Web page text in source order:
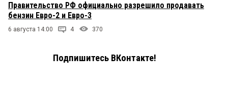
Правительство РФ официально разрешило продавать
бензин Евро-2 и Евро-3
6 августа 14:00 4 370
Подпишитесь ВКонтакте!